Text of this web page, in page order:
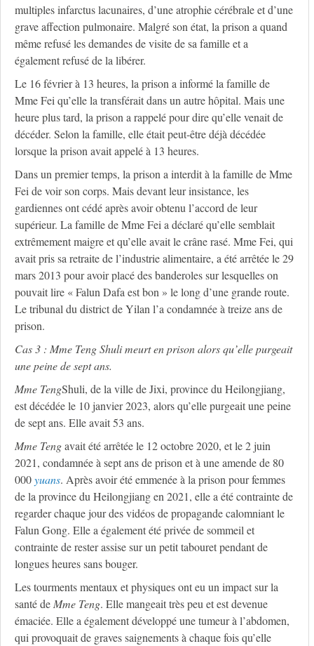
multiples infarctus lacunaires, d’une atrophie cérébrale et d’une
grave affection pulmonaire. Malgré son état, la prison a quand
même refusé les demandes de visite de sa famille et a
également refusé de la libérer.
Le 16 février à 13 heures, la prison a informé la famille de
Mme Fei qu’elle la transférait dans un autre hôpital. Mais une
heure plus tard, la prison a rappelé pour dire qu’elle venait de
décéder. Selon la famille, elle était peut-être déjà décédée
lorsque la prison avait appelé à 13 heures.
Dans un premier temps, la prison a interdit à la famille de Mme
Fei de voir son corps. Mais devant leur insistance, les
gardiennes ont cédé après avoir obtenu l’accord de leur
supérieur. La famille de Mme Fei a déclaré qu’elle semblait
extrêmement maigre et qu’elle avait le crâne rasé. Mme Fei, qui
avait pris sa retraite de l’industrie alimentaire, a été arrêtée le 29
mars 2013 pour avoir placé des banderoles sur lesquelles on
pouvait lire « Falun Dafa est bon » le long d’une grande route.
Le tribunal du district de Yilan l’a condamnée à treize ans de
prison.
Cas 3 : Mme Teng Shuli meurt en prison alors qu’elle purgeait
une peine de sept ans.
Mme TengShuli, de la ville de Jixi, province du Heilongjiang,
est décédée le 10 janvier 2023, alors qu’elle purgeait une peine
de sept ans. Elle avait 53 ans.
Mme Tengavait été arrêtée le 12 octobre 2020, et le 2 juin
2021, condamnée à sept ans de prison et à une amende de 80
000yuans. Après avoir été emmenée à la prison pour femmes
de la province du Heilongjiang en 2021, elle a été contrainte de
regarder chaque jour des vidéos de propagande calomniant le
Falun Gong. Elle a également été privée de sommeil et
contrainte de rester assise sur un petit tabouret pendant de
longues heures sans bouger.
Les tourments mentaux et physiques ont eu un impact sur la
santé deMme Teng. Elle mangeait très peu et est devenue
émaciée. Elle a également développé une tumeur à l’abdomen,
qui provoquait de graves saignements à chaque fois qu’elle